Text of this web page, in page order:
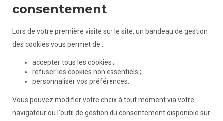
consentement
Lors de votre première visite sur le site, un bandeau de gestion
des cookies vous permet de :
accepter tous les cookies ;
refuser les cookies non essentiels ;
personnaliser vos préférences.
Vous pouvez modifier votre choix à tout moment via votre
navigateur ou l'outil de gestion du consentement disponible sur